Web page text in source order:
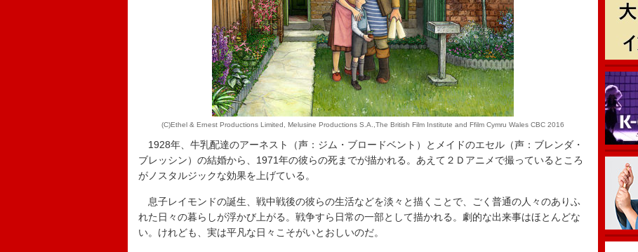
(C)Ethel & Ernest Productions Limited, Melusine Productions S.A.,The British Film Institute and Ffilm Cymru Wales CBC 2016
1928年、牛乳配達のアーネスト（声：ジム・ブロードベント）とメイドのエセル（声：ブレンダ・
ブレッシン）の結婚から、1971年の彼らの死までが描かれる。あえて２Ｄアニメで撮っているところ
がノスタルジックな効果を上げている。
息子レイモンドの誕生、戦中戦後の彼らの生活などを淡々と描くことで、ごく普通の人々のありふ
れた日々の暮らしが浮かび上がる。戦争すら日常の一部として描かれる。劇的な出来事はほとんどな
い。けれども、実は平凡な日々こそがいとおしいのだ。